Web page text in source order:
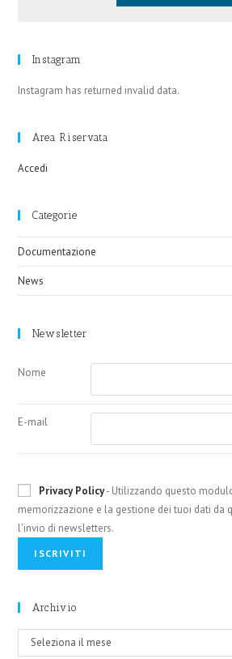
Instagram
Instagram has returned invalid data.
Area Riservata
Accedi
Categorie
Documentazione
News
Newsletter
Nome
E-mail
Privacy Policy- Utilizzando questo
memorizzazione e la gestione dei tuoi dati da
l'invio di newsletters.
Archivio
Archivio
Seleziona il mese